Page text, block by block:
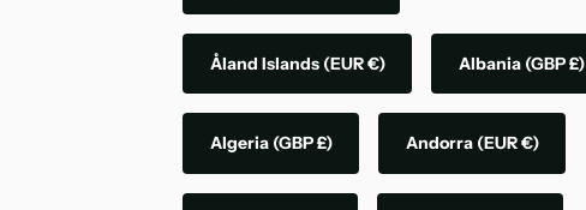
Åland Islands (EUR €) Albania (GBP £)
Algeria (GBP £) Andorra (EUR €)